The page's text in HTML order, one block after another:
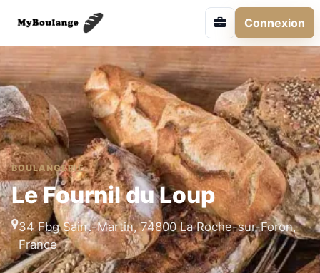
Connexion
BOULANGERIE
Le Fournil du Loup
34 Fbg Saint-Martin, 74800 La Roche-sur-Foron,
France